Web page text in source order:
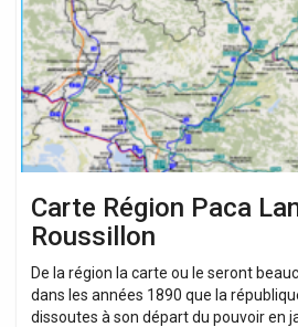
Carte Région Paca
Roussillon
De la région la carte ou le seront
dans les années 1890 que la
dissoutes à son départ du pouvoir en
Roussillon